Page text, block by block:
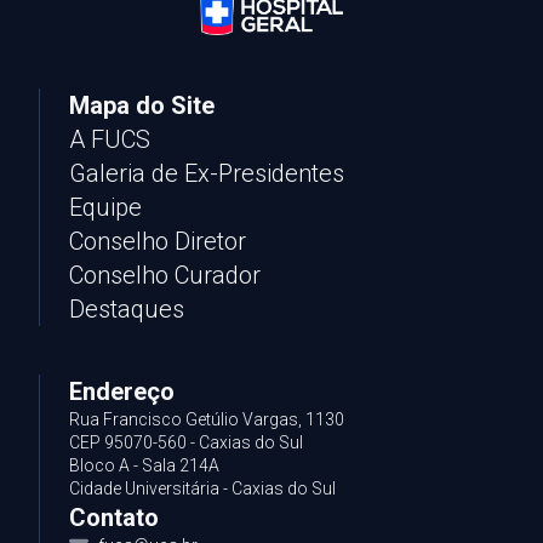
DENISE
PESSOA
MINISTERIO DOS
DIREITOS
HUMANOS E
CIDADANIA
Mapa do Site
A FUCS
Galeria de Ex-Presidentes
Equipe
Conselho Diretor
Conselho Curador
Destaques
Endereço
Rua Francisco Getúlio Vargas, 1130
CEP 95070-560 - Caxias do Sul
Bloco A - Sala 214A
Cidade Universitária - Caxias do Sul
Contato